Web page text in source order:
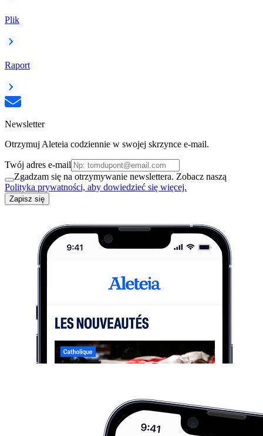
Plik
Raport
Newsletter
Otrzymuj Aleteia codziennie w swojej skrzynce e-mail.
Twój adres e-mail
Zgadzam się na otrzymywanie newslettera. Zobacz naszą
Polityka prywatności, aby dowiedzieć się więcej.
Zapisz się